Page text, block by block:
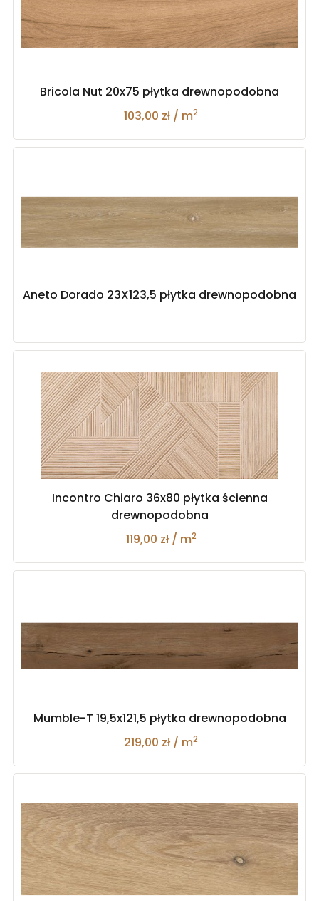
Bricola Nut 20x75 płytka drewnopodobna
103,00 zł / m2
Aneto Dorado 23X123,5 płytka drewnopodobna
Incontro Chiaro 36x80 płytka ścienna
drewnopodobna
119,00 zł / m2
Mumble-T 19,5x121,5 płytka drewnopodobna
219,00 zł / m2